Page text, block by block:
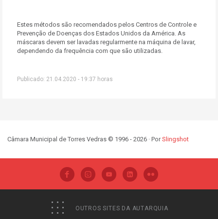
Estes métodos são recomendados pelos Centros de Controle e
Prevenção de Doenças dos Estados Unidos da América. As
máscaras devem ser lavadas regularmente na máquina de lavar,
dependendo da frequência com que são utilizadas.
Publicado: 21.04.2020 - 19:37 horas
Câmara Municipal de Torres Vedras © 1996 - 2026 · PorSlingshot
OUTROS SITES DA AUTARQUIA